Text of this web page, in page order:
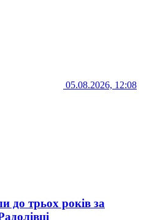
05.08.2026, 12:08
до трьох років за